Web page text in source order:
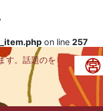
on line 257
す。話題のを